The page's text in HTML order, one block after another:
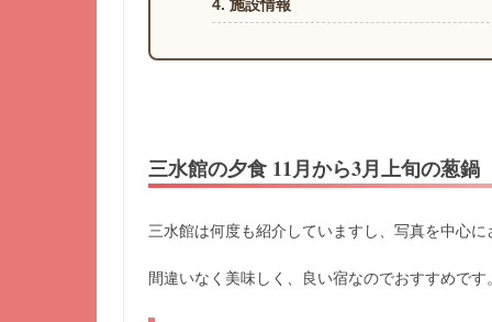
4. 施設情報
三水館の夕食 11月から3月上旬の葱鍋
三水館は何度も紹介していますし、写真を中心
間違いなく美味しく、良い宿なのでおすすめです